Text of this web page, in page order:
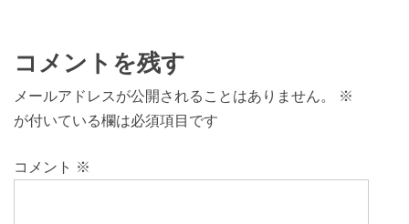
コメントを残す
メールアドレスが公開されることはありません。
※
が付いている欄は必須項目です
コメント ※